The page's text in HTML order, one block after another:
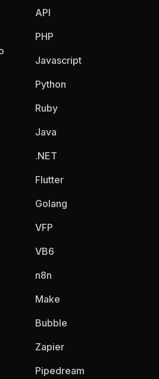
API
PHP
Javascript
Python
Ruby
Java
.NET
Flutter
Golang
VFP
VB6
n8n
Make
Bubble
Zapier
Pipedream